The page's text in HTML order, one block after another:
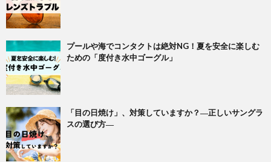
プールや海でコンタクトは絶対NG！夏を安全に楽しむ
ための「度付き水中ゴーグル」
「目の日焼け」、対策していますか？―正しいサングラ
スの選び方―